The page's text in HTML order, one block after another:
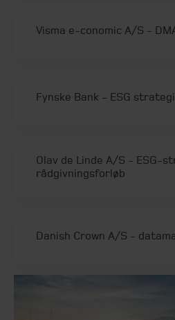
Visma e-conomic A/S -
Fynske Bank - ESG
Olav de Linde A/S​ - ESG-
rådgivningsforløb
Danish Crown A/S​ -